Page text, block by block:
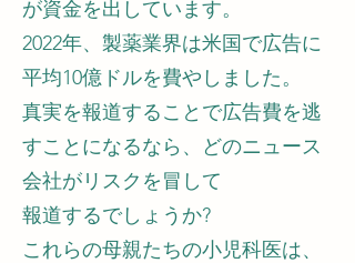
が資金を出しています。
2022年、製薬業界は米国で広告に
平均10億ドルを費やしました。
真実を報道することで広告費を逃
すことになるなら、どのニュース
会社がリスクを冒して
報道するでしょうか?
これらの母親たちの小児科医は、